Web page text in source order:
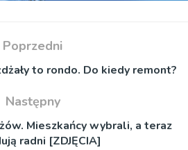
Poprzedni
to rondo. Do kiedy remont?
Następny
Mieszkańcy wybrali, a teraz
radni [ZDJĘCIA]